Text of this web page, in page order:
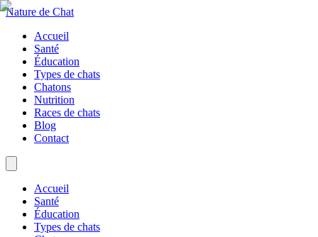
Nature de Chat
Accueil
Santé
Éducation
Types de chats
Chatons
Nutrition
Races de chats
Blog
Contact
Accueil
Santé
Éducation
Types de chats